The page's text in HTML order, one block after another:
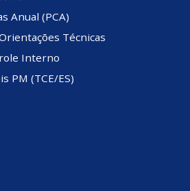
Anual (PCA)
Técnicas
Interno
PM (TCE/ES)